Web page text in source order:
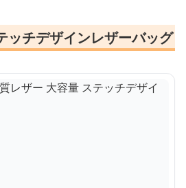
ッチデザインレザーバッグ